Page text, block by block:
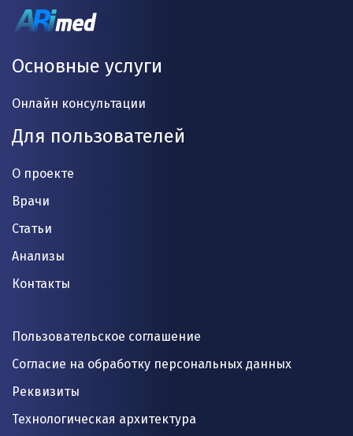
Основные услуги
Онлайн консультации
Для пользователей
О проекте
Врачи
Статьи
Анализы
Контакты
Пользовательское соглашение
Согласие на обработку персональных данных
Реквизиты
Технологическая архитектура